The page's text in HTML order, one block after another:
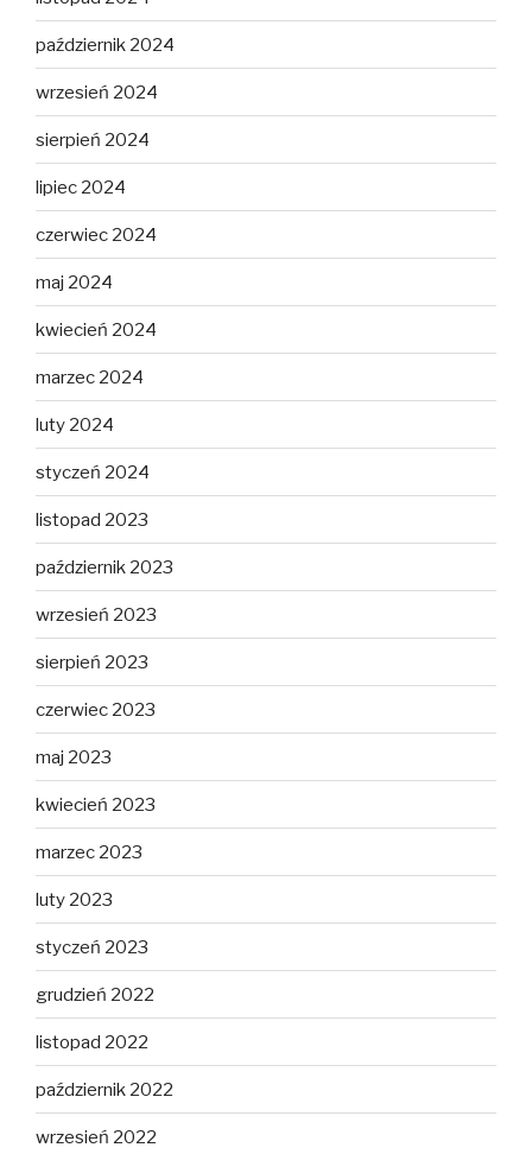
październik 2024
wrzesień 2024
sierpień 2024
lipiec 2024
czerwiec 2024
maj 2024
kwiecień 2024
marzec 2024
luty 2024
styczeń 2024
listopad 2023
październik 2023
wrzesień 2023
sierpień 2023
czerwiec 2023
maj 2023
kwiecień 2023
marzec 2023
luty 2023
styczeń 2023
grudzień 2022
listopad 2022
październik 2022
wrzesień 2022